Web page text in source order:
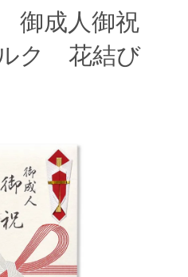
御成人御祝
ク 花結び